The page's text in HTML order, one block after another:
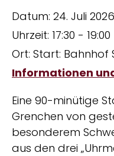
Datum: 24. Juli 2026
Uhrzeit: 17:30 - 19:00
Ort: Start: Bahnhof
Informationen
Eine 90-minütige
Grenchen von
besonderem
aus den drei